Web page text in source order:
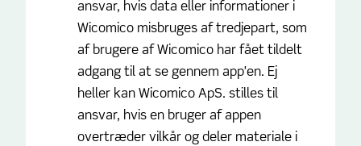
ansvar, hvis data eller informationer i
Wicomico misbruges af tredjepart, som
af brugere af Wicomico har fået tildelt
adgang til at se gennem app'en. Ej
heller kan Wicomico ApS. stilles til
ansvar, hvis en bruger af appen
overtræder vilkår og deler materiale i